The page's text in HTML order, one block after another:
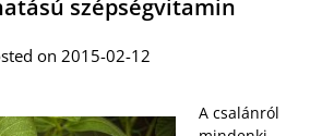
szépségvitamin
on 2015-02-12
A csalánról